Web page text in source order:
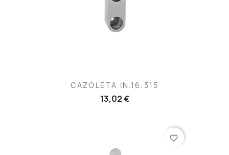
CAZOLETA IN.16.315
13,02 €
favorite_border